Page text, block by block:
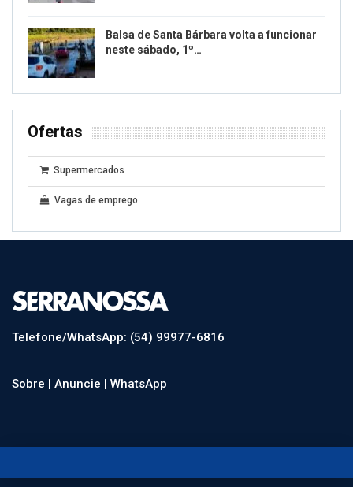
Balsa de Santa Bárbara volta a funcionar
neste sábado, 1º…
Ofertas
Supermercados
Vagas de emprego
Telefone/WhatsApp: (54) 99977-6816
Sobre | Anuncie | WhatsApp